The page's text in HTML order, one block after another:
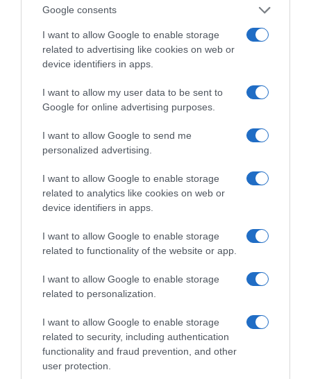
Google consents
I want to allow Google to enable storage
related to advertising like cookies on web or
device identifiers in apps.
I want to allow my user data to be sent to
Google for online advertising purposes.
I want to allow Google to send me
personalized advertising.
I want to allow Google to enable storage
related to analytics like cookies on web or
device identifiers in apps.
I want to allow Google to enable storage
related to functionality of the website or app.
I want to allow Google to enable storage
related to personalization.
I want to allow Google to enable storage
related to security, including authentication
functionality and fraud prevention, and other
user protection.
της Ζωής μας
Οι άνθρωποι, οι αυθεντικές ιστορίες,